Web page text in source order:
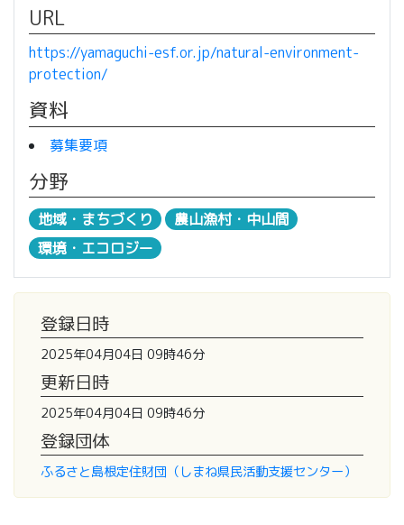
URL
https://yamaguchi-esf.or.jp/natural-environment-
protection/
資料
募集要項
分野
地域・まちづくり
農山漁村・中山間
環境・エコロジー
登録日時
2025年04月04日 09時46分
更新日時
2025年04月04日 09時46分
登録団体
ふるさと島根定住財団（しまね県民活動支援センター）